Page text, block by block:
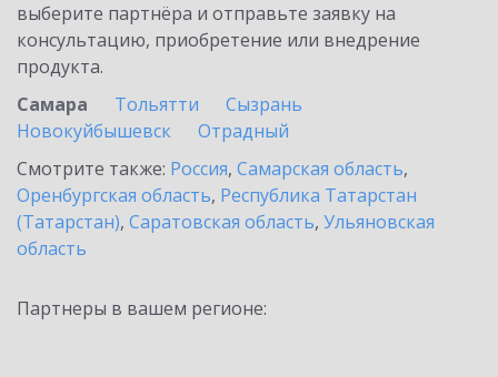
выберите партнёра и отправьте заявку на
консультацию, приобретение или внедрение
продукта.
Самара
Тольятти
Сызрань
Новокуйбышевск
Отрадный
Смотрите также: Россия, Самарская область,
Оренбургская область, Республика Татарстан
(Татарстан), Саратовская область, Ульяновская
область
Партнеры в вашем регионе: